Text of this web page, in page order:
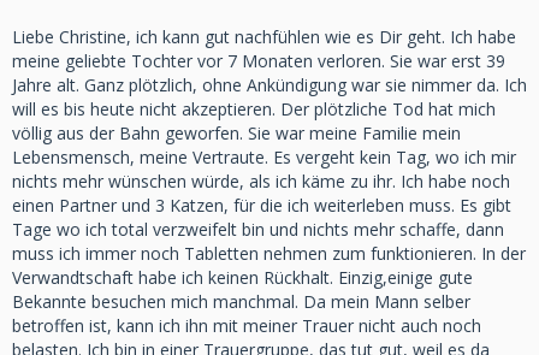
Liebe Christine, ich kann gut nachfühlen wie es Dir geht. Ich habe
meine geliebte Tochter vor 7 Monaten verloren. Sie war erst 39
Jahre alt. Ganz plötzlich, ohne Ankündigung war sie nimmer da. Ich
will es bis heute nicht akzeptieren. Der plötzliche Tod hat mich
völlig aus der Bahn geworfen. Sie war meine Familie mein
Lebensmensch, meine Vertraute. Es vergeht kein Tag, wo ich mir
nichts mehr wünschen würde, als ich käme zu ihr. Ich habe noch
einen Partner und 3 Katzen, für die ich weiterleben muss. Es gibt
Tage wo ich total verzweifelt bin und nichts mehr schaffe, dann
muss ich immer noch Tabletten nehmen zum funktionieren. In der
Verwandtschaft habe ich keinen Rückhalt. Einzig,einige gute
Bekannte besuchen mich manchmal. Da mein Mann selber
betroffen ist, kann ich ihn mit meiner Trauer nicht auch noch
belasten. Ich bin in einer Trauergruppe, das tut gut, weil es da